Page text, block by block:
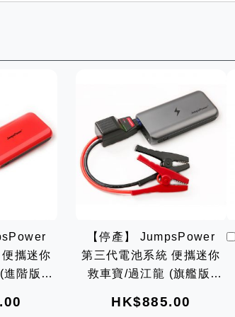
攜迷你
【停產】 JumpsPower
第三代電池系統 便攜迷你
救車寶/過江龍 (旗艦版)
HK$885.00